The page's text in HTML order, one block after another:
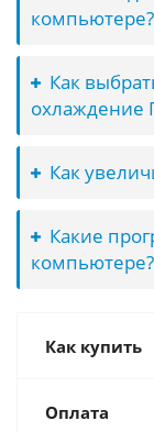
компьютере?
Как
охлаждение
Как
Какие
компьютере?
Как купить
Оплата